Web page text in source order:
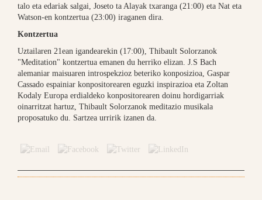
talo eta edariak salgai, Joseto ta Alayak txaranga (21:00) eta Nat eta
Watson-en kontzertua (23:00) iraganen dira.
Kontzertua
Uztailaren 21ean igandearekin (17:00), Thibault Solorzanok
"Meditation" kontzertua emanen du herriko elizan. J.S Bach
alemaniar maisuaren introspekzioz beteriko konposizioa, Gaspar
Cassado espainiar konpositorearen eguzki inspirazioa eta Zoltan
Kodaly Europa erdialdeko konpositorearen doinu hordigarriak
oinarritzat hartuz, Thibault Solorzanok meditazio musikala
proposatuko du. Sartzea urririk izanen da.